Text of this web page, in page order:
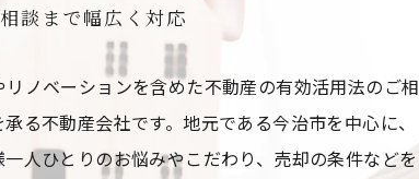
談まで幅広く対応
ノベーションを含めた不動産の有効活用法のご相
る不動産会社です。地元である今治市を中心に、
人ひとりのお悩みやこだわり、売却の条件などを